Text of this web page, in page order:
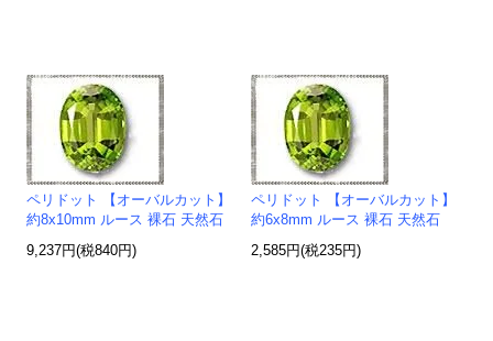
ペリドット 【オーバルカット】
約8x10mm ルース 裸石 天然石
9,237円(税840円)
ペリドット 【オーバルカット】
約6x8mm ルース 裸石 天然石
2,585円(税235円)